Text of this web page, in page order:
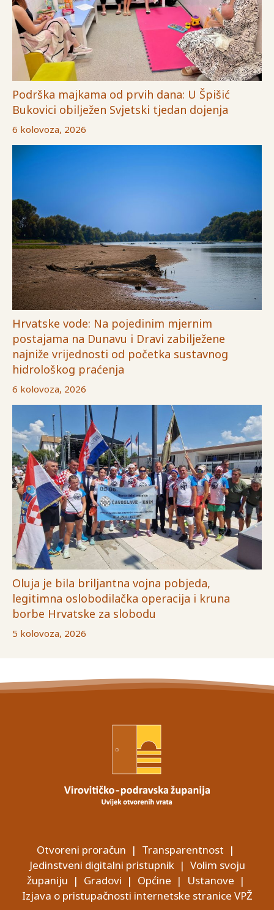
Podrška majkama od prvih dana: U Špišić
Bukovici obilježen Svjetski tjedan dojenja
6 kolovoza, 2026
Hrvatske vode: Na pojedinim mjernim
postajama na Dunavu i Dravi zabilježene
najniže vrijednosti od početka sustavnog
hidrološkog praćenja
6 kolovoza, 2026
Oluja je bila briljantna vojna pobjeda,
legitimna oslobodilačka operacija i kruna
borbe Hrvatske za slobodu
5 kolovoza, 2026
Otvoreni proračun | Transparentnost |
Jedinstveni digitalni pristupnik| Volim svoju
županiju | Gradovi | Općine | Ustanove |
Izjava o pristupačnosti internetske stranice VPŽ